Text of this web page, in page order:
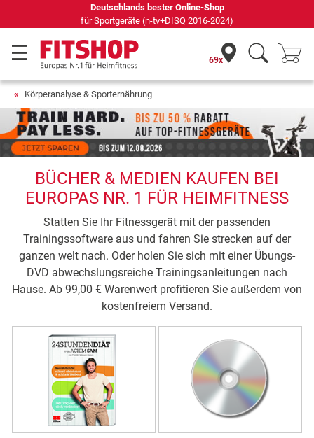
Deutschlands bester Online-Shop
für Sportgeräte (n-tv+DISQ 2016-2024)
69x
Körperanalyse & Sporternährung
BÜCHER & MEDIEN KAUFEN BEI
EUROPAS NR. 1 FÜR HEIMFITNESS
Statten Sie Ihr Fitnessgerät mit der passenden
Trainingssoftware aus und fahren Sie strecken auf der
ganzen welt nach. Oder holen Sie sich mit einer Übungs-
DVD abwechslungsreiche Trainingsanleitungen nach
Hause. Ab 99,00 € Warenwert profitieren Sie außerdem von
kostenfreiem Versand.